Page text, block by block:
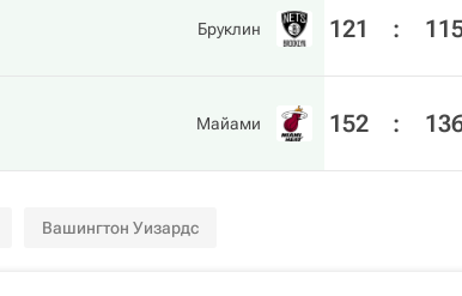
Бруклин 121 :
Майами 152 :
Вашингтон Уизардс